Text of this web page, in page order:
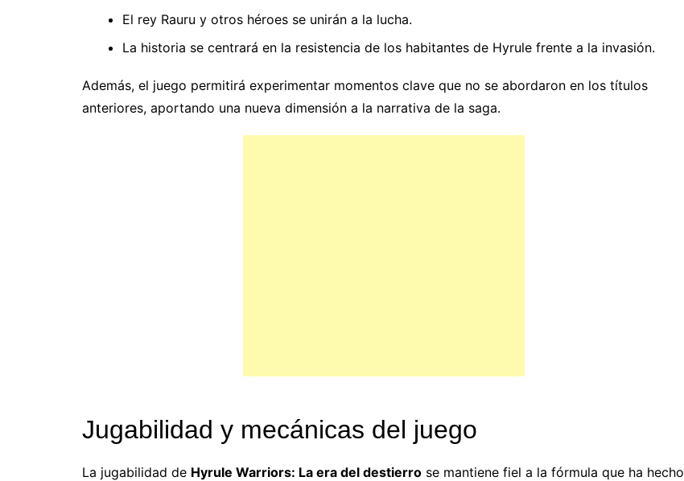
El rey Rauru y otros héroes se unirán a la lucha.
La historia se centrará en la resistencia de los habitantes de Hyrule frente a la invasión.
Además, el juego permitirá experimentar momentos clave que no se abordaron en los títulos
anteriores, aportando una nueva dimensión a la narrativa de la saga.
Jugabilidad y mecánicas del juego
La jugabilidad de Hyrule Warriors: La era del destierro se mantiene fiel a la fórmula que ha hecho